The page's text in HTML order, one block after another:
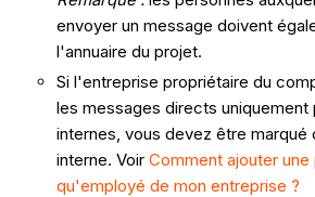
envoyer un message doivent
l'annuaire du projet.
Si l'entreprise propriétaire du
les messages directs uniquement
internes, vous devez être marqué
interne. VoirComment ajouter
qu'employé de mon entreprise ?